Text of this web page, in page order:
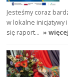
Jesteśmy coraz
w lokalne inicjatywy
się raport… » więcej